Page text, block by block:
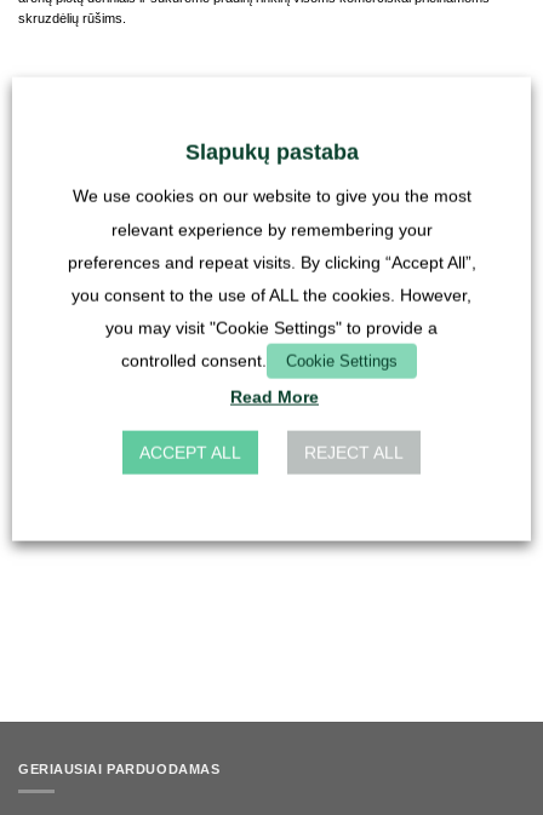
skruzdėlių rūšims.
GERIAUSIAI PARDUODAMAS
Slapukų pastaba
We use cookies on our website to give you the most
relevant experience by remembering your
preferences and repeat visits. By clicking “Accept All”,
you consent to the use of ALL the cookies. However,
you may visit "Cookie Settings" to provide a
controlled consent.
Cookie Settings
Read More
ACCEPT ALL REJECT ALL